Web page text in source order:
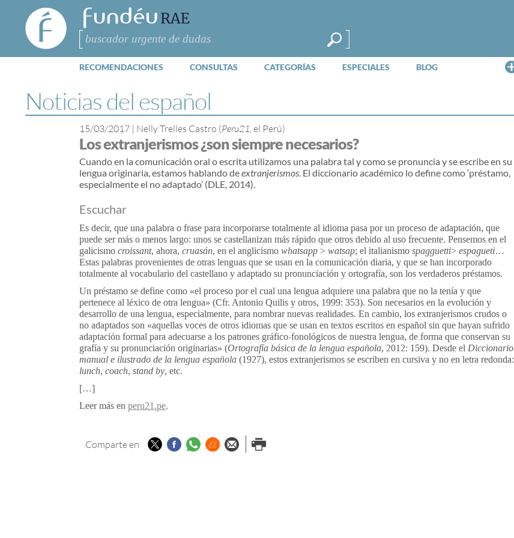
FundéuRAE
- Fundación
del Español
Urgente
Buscar
RECOMENDACIONES CONSULTAS CATEGORÍAS ESPECIALES BLOG
Noticias del español
15/03/2017 | Nelly Trelles Castro (Peru21, el Perú)
Los extranjerismos ¿son siempre necesarios?
Cuando en la comunicación oral o escrita utilizamos una palabra tal y como se pronuncia y se escribe en su
lengua originaria, estamos hablando deextranjerismos. El diccionario académico lo define como ‘préstamo,
especialmente el no adaptado’ (DLE, 2014).
Escuchar
Es decir, que una palabra o frase para incorporarse totalmente al idioma pasa por un proceso de adaptación, que
puede ser más o menos largo: unos se castellanizan más rápido que otros debido al uso frecuente. Pensemos en el
galicismo croissant, ahora, cruasán, en el anglicismo whatsapp > watsap; el italianismo spagguetti> espagueti…
Estas palabras provenientes de otras lenguas que se usan en la comunicación diaria, y que se han incorporado
totalmente al vocabulario del castellano y adaptado su pronunciación y ortografía, son los verdaderos préstamos.
Un préstamo se define como «el proceso por el cual una lengua adquiere una palabra que no la tenía y que
pertenece al léxico de otra lengua» (Cfr. Antonio Quilis y otros, 1999: 353). Son necesarios en la evolución y
desarrollo de una lengua, especialmente, para nombrar nuevas realidades. En cambio, los extranjerismos crudos o
no adaptados son «aquellas voces de otros idiomas que se usan en textos escritos en español sin que hayan sufrido
adaptación formal para adecuarse a los patrones gráfico-fonológicos de nuestra lengua, de forma que conservan su
grafía y su pronunciación originarias» (Ortografía básica de la lengua española, 2012: 159). Desde el Diccionario
manual e ilustrado de la lengua española (1927), estos extranjerismos se escriben en cursiva y no en letra redonda:
lunch, coach, stand by, etc.
[…]
Leer más en peru21.pe.
Comparte en TwitterFacebook
Whatsapp
Menéame
Enviar porImprimir